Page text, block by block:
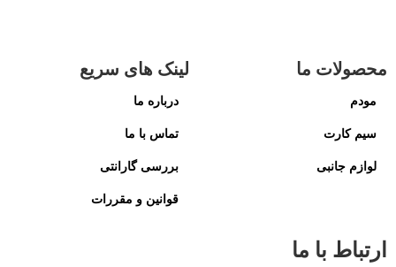
محصولات ما
مودم
سیم کارت
لوازم جانبی
لینک های سریع
درباره ما
تماس با ما
بررسی گارانتی
قوانین و مقررات
ارتباط با ما